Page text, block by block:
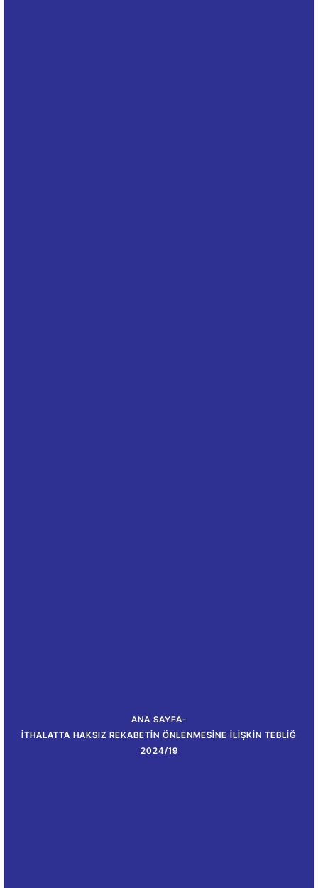
ANA SAYFA-
İTHALATTA HAKSIZ REKABETIN ÖNLENMESINE İLIŞKIN TEBLIĞ
2024/19